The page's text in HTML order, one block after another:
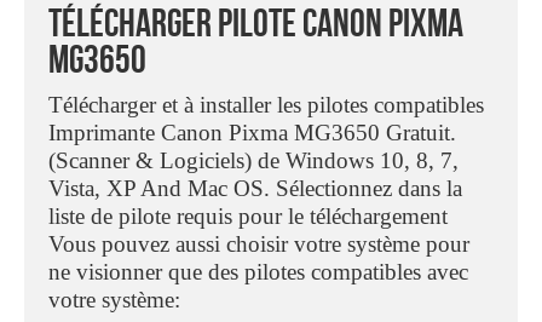
Télécharger Pilote Canon PIXMA
MG3650
Télécharger et à installer les pilotes compatibles
Imprimante Canon Pixma MG3650 Gratuit.
(Scanner & Logiciels) de Windows 10, 8, 7,
Vista, XP And Mac OS. Sélectionnez dans la
liste de pilote requis pour le téléchargement
Vous pouvez aussi choisir votre système pour
ne visionner que des pilotes compatibles avec
votre système: